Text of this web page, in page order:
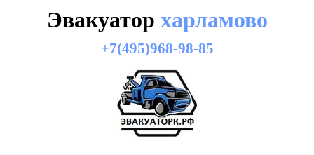
Эвакуатор харламово
+7(495)968-98-85